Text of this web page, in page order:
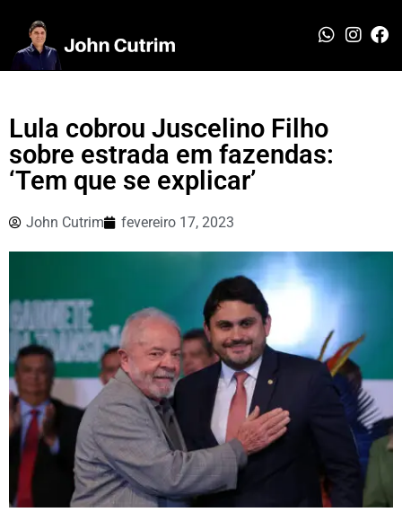
Lula cobrou Juscelino Filho
sobre estrada em fazendas:
‘Tem que se explicar’
John Cutrim fevereiro 17, 2023